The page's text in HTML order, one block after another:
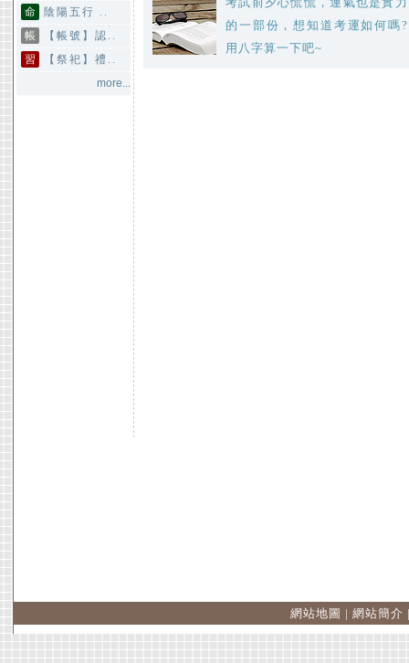
命
陰陽五行 ..
帳
【帳號】認..
習
【祭祀】禮..
more...
的一部份，想知道考運如何嗎?
用八字算一下吧~
網站地圖 | 網站簡介